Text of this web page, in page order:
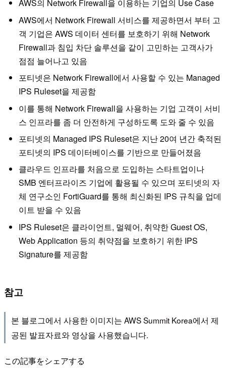
AWS의 Network Firewall을 이용하는 기업의 Use Case
AWS에서 Network Firewall 서비스를 제공하면서 부터 고
객 기업은 AWS 데이터 센터를 보호하기 위해 Network
Firewall과 침입 차단 솔루션을 같이 고민하는 고객사가
점점 늘어나고 있음
포티넷은 Network Firewall에서 사용할 수 있는 Managed
IPS Ruleset을 제공함
이를 통해 Network Firewall을 사용하는 기업 고객이 서비
스 인프라를 좀 더 안전하게 구성하도록 도와 줄 수 있음
포티넷의 Managed IPS Ruleset은 지난 20여 년간 축적된
포티넷의 IPS 데이터베이스를 기반으로 만들어졌음
클라우드 인프라를 처음으로 도입하는 스타트업이나
SMB 엔터프라이즈 기업에 활용될 수 있으며 포티넷의 자
체 연구소인 FortiGuard를 통해 최신화된 IPS 규칙을 업데
이트 받을 수 있음
IPS Ruleset은 클라이언트, 멀웨어, 취약한 Guest OS,
Web Application 등의 취약점을 보호하기 위한 IPS
Signature를 제공함
참고
본 블로그에서 사용한 이미지는 AWS Summit Korea에서 제
공된 발표자료와 영상을 사용했습니다.
この記事をシェアする